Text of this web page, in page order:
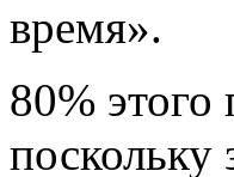
время».
80% этого
поскольку